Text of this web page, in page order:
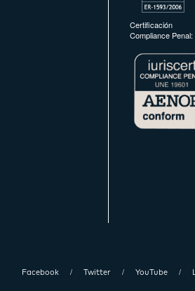
Certificación
Compliance Penal:
Facebook Twitter YouTube